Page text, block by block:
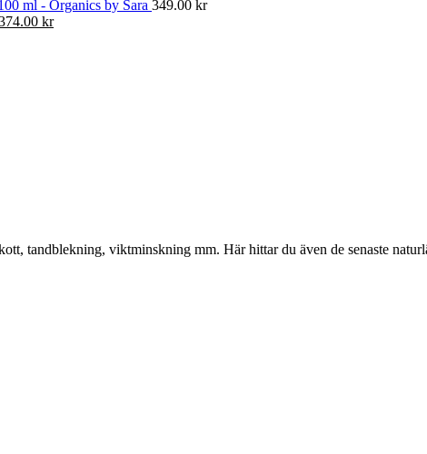
ml - Organics by Sara 349.00 kr
Det
krDet
tandblekning, viktminskning mm. Här hittar du även de senaste